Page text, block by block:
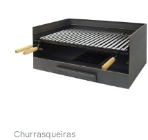
Churrasqueiras